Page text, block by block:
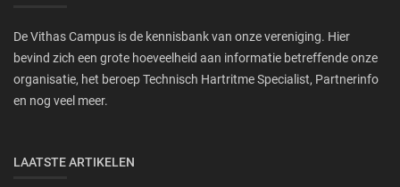
De Vithas Campus is de kennisbank van onze vereniging. Hier
bevind zich een grote hoeveelheid aan informatie betreffende onze
organisatie, het beroep Technisch Hartritme Specialist, Partnerinfo
en nog veel meer.
LAATSTE ARTIKELEN